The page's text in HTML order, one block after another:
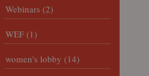
Webinars (2)
WEF (1)
women's lobby (14)